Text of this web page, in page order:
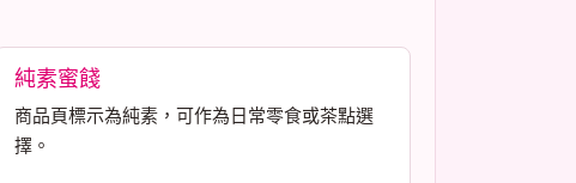
純素蜜餞
商品頁標示為純素，可作為日常零食或茶點選
擇。